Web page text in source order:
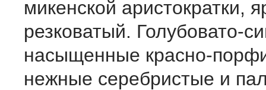
микенской аристократки,
резковатый. Голубовато-
насыщенные красно-
нежные серебристые и